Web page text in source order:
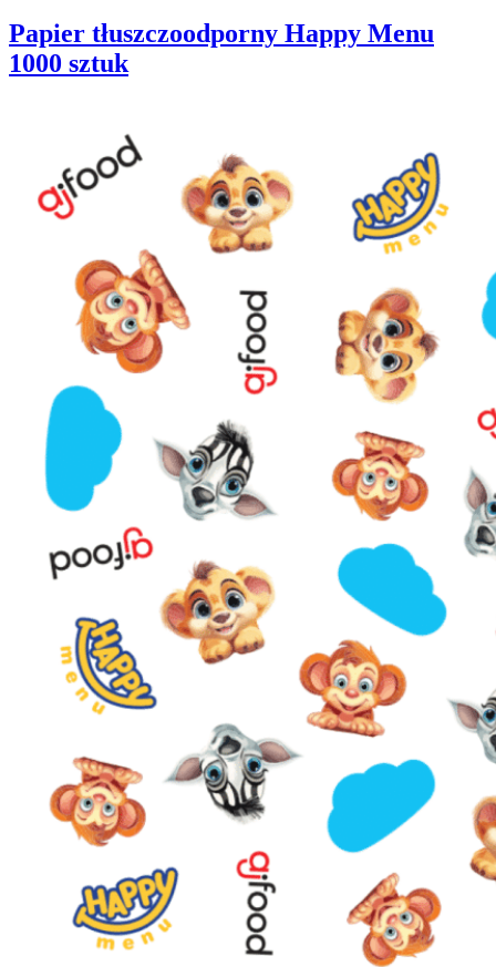
Papier tłuszczoodporny Happy Menu
1000 sztuk